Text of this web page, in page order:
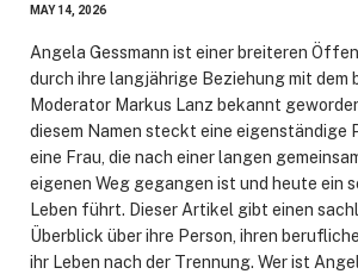
MAY 14, 2026
Angela Gessmann ist einer breiteren
durch ihre langjährige Beziehung mit dem
Moderator Markus Lanz bekannt
diesem Namen steckt eine eigenständige
eine Frau, die nach einer langen
eigenen Weg gegangen ist und heute ein
Leben führt. Dieser Artikel gibt einen
Überblick über ihre Person, ihren
ihr Leben nach der Trennung. Wer ist